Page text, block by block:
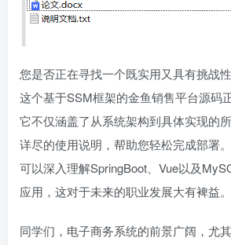
您是否正在寻找一个既实用又具有挑战
这个基于SSM框架的金鱼销售平台源码
它不仅涵盖了从系统架构到具体实现的
详尽的使用说明，帮助您轻松完成部署
可以深入理解SpringBoot、Vue以及
应用，这对于未来的职业发展大有裨益。
同学们，电子商务系统的前景广阔，尤